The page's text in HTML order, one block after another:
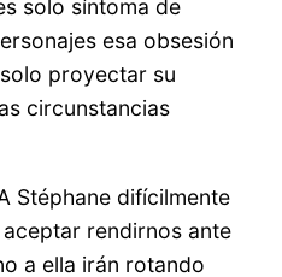
solo síntoma de
esa obsesión
proyectar su
circunstancias
Stéphane difícilmente
rendirnos ante
a ella irán rotando